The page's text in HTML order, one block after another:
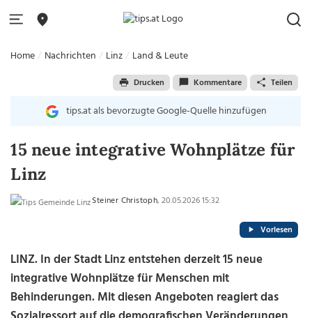
Home Nachrichten Linz Land & Leute
Drucken Kommentare Teilen
tips.at als bevorzugte Google-Quelle hinzufügen
15 neue integrative Wohnplätze für
Linz
Steiner Christoph, 20.05.2026 15:32
Vorlesen
LINZ. In der Stadt Linz entstehen derzeit15 neue
integrative Wohnplätze für Menschen mit
Behinderungen. Mit diesen Angeboten reagiert das